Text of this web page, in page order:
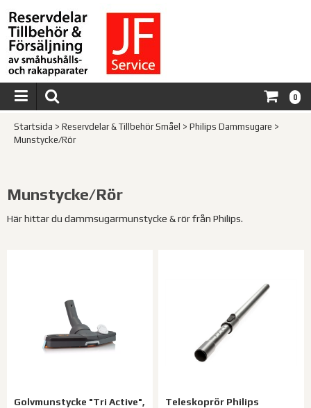
0
Startsida > Reservdelar & Tillbehör Småel > Philips Dammsugare >
Munstycke/Rör
Munstycke/Rör
Här hittar du dammsugarmunstycke & rör från Philips.
Golvmunstycke "Tri Active",
Teleskoprör Philips